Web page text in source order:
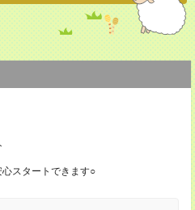
スタートできます○